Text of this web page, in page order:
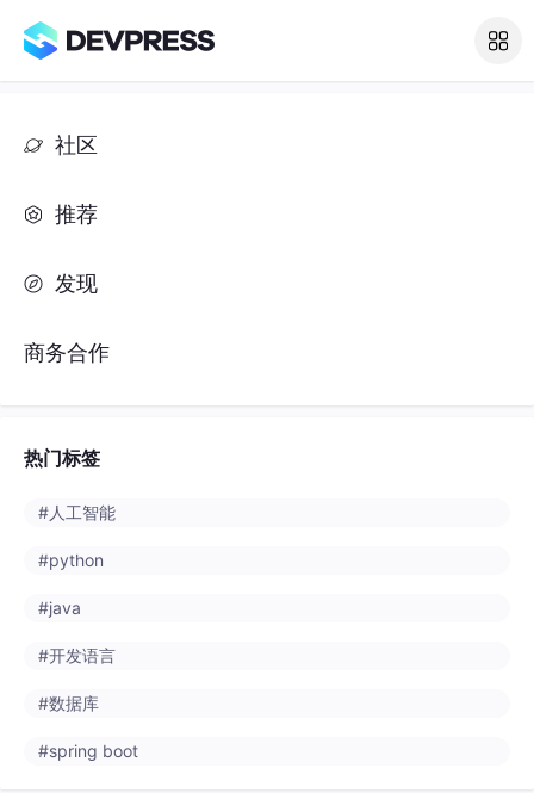
社区
推荐
发现
商务合作
热门标签
#人工智能
#python
#java
#开发语言
#数据库
#spring boot